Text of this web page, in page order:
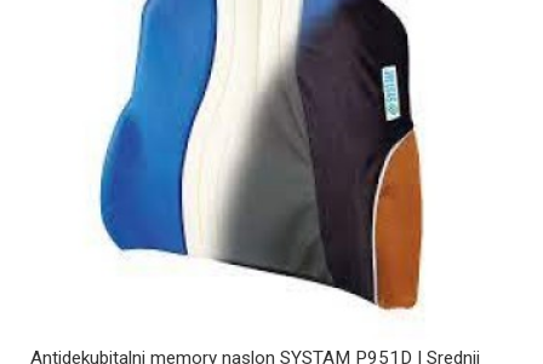
Antidekubitalni memory naslon SYSTAM P951D | Srednji